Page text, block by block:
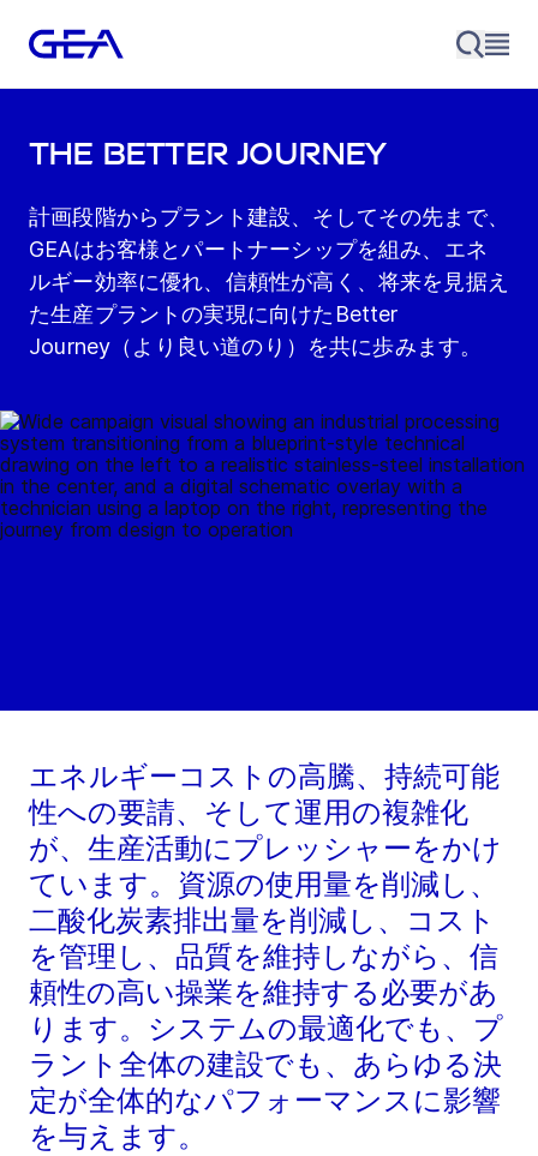
The Better Journey
計画段階からプラント建設、そしてその先まで、
GEAはお客様とパートナーシップを組み、エネ
ルギー効率に優れ、信頼性が高く、将来を見据え
た生産プラントの実現に向けたBetter
Journey（より良い道のり）を共に歩みます。
エネルギーコストの高騰、持続可能
性への要請、そして運用の複雑化
が、生産活動にプレッシャーをかけ
ています。資源の使用量を削減し、
二酸化炭素排出量を削減し、コスト
を管理し、品質を維持しながら、信
頼性の高い操業を維持する必要があ
ります。システムの最適化でも、プ
ラント全体の建設でも、あらゆる決
定が全体的なパフォーマンスに影響
を与えます。